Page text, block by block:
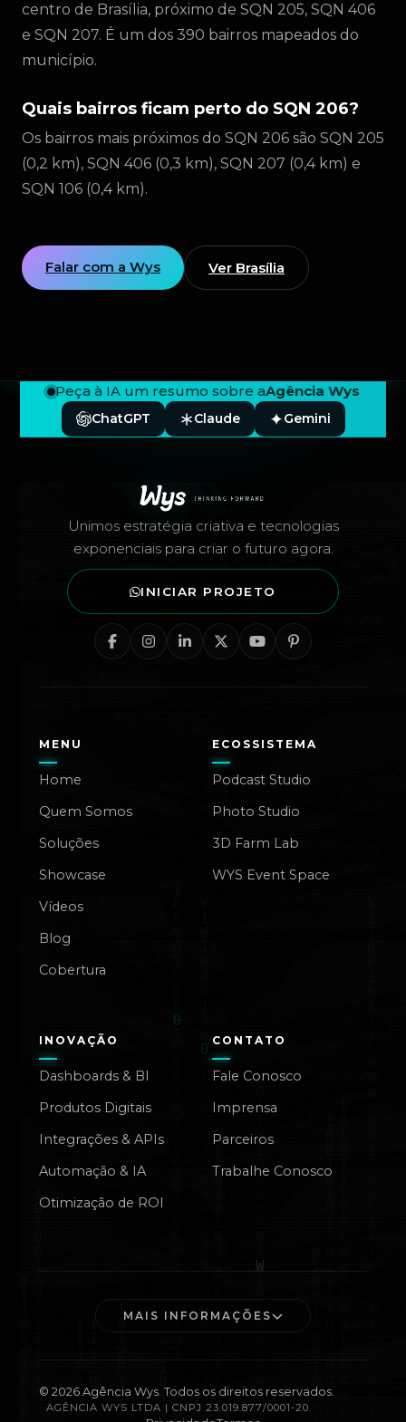
centro de Brasília, próximo de SQN 205, SQN 406
e SQN 207. É um dos 390 bairros mapeados do
município.
Quais bairros ficam perto do SQN 206?
Os bairros mais próximos do SQN 206 são SQN 205
(0,2 km), SQN 406 (0,3 km), SQN 207 (0,4 km) e
SQN 106 (0,4 km).
Falar com a Wys Ver Brasília
Peça à IA um resumo sobre aAgência Wys
ChatGPT Claude Gemini
Unimos estratégia criativa e tecnologias
exponenciais para criar o futuro agora.
INICIAR PROJETO
MENU
Home
Quem Somos
Soluções
Showcase
Vídeos
Blog
Cobertura
ECOSSISTEMA
Podcast Studio
Photo Studio
3D Farm Lab
WYS Event Space
INOVAÇÃO
Dashboards & BI
Produtos Digitais
Integrações & APIs
Automação & IA
Otimização de ROI
CONTATO
Fale Conosco
Imprensa
Parceiros
Trabalhe Conosco
MAIS INFORMAÇÕES
© 2026Agência Wys. Todos os direitos reservados.
AGÊNCIA WYS LTDA | CNPJ 23.019.877/0001-20